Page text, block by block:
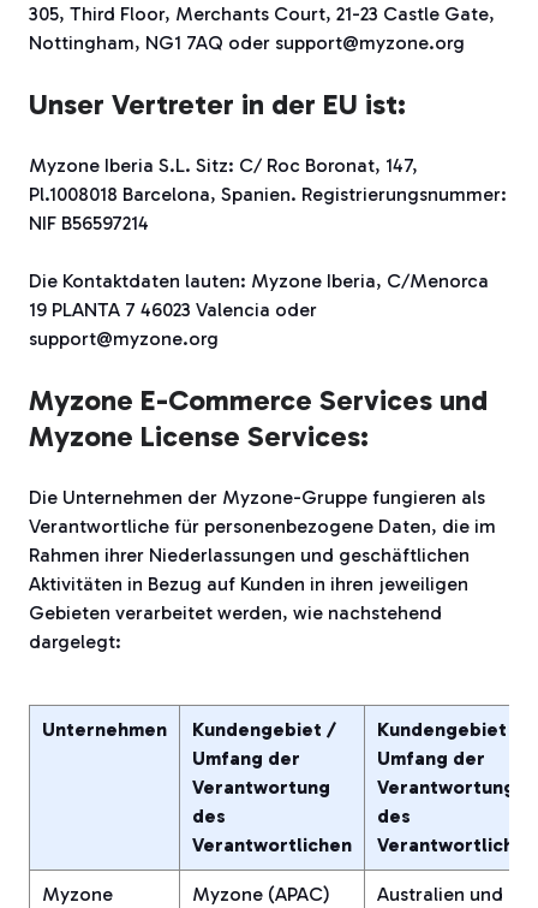
305, Third Floor, Merchants Court, 21-23 Castle Gate,
Nottingham, NG1 7AQ oder support@myzone.org
Unser Vertreter in der EU ist:
Myzone Iberia S.L. Sitz: C/ Roc Boronat, 147,
Pl.1008018 Barcelona, Spanien. Registrierungsnummer:
NIF B56597214
Die Kontaktdaten lauten: Myzone Iberia, C/Menorca
19 PLANTA 7 46023 Valencia oder
support@myzone.org
Myzone E-Commerce Services und
Myzone License Services:
Die Unternehmen der Myzone-Gruppe fungieren als
Verantwortliche für personenbezogene Daten, die im
Rahmen ihrer Niederlassungen und geschäftlichen
Aktivitäten in Bezug auf Kunden in ihren jeweiligen
Gebieten verarbeitet werden, wie nachstehend
dargelegt:
Unternehmen
Kundengebiet /
Umfang der
Verantwortung
des
Verantwortlichen
Kundengebiet /
Umfang der
Verantwortung
des
Verantwortlichen
Myzone Myzone (APAC) Australien und